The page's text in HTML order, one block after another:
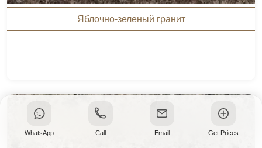
Яблочно-зеленый гранит
WhatsApp Call Email Get Prices